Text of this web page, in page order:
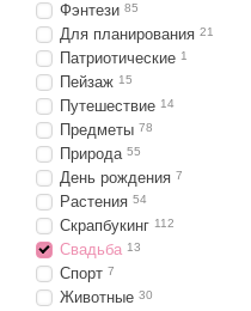
Фэнтези 85
Для планирования 21
Патриотические 1
Пейзаж 15
Путешествие 14
Предметы 78
Природа 55
День рождения 7
Растения 54
Скрапбукинг 112
Свадьба 13
Спорт 7
Животные 30